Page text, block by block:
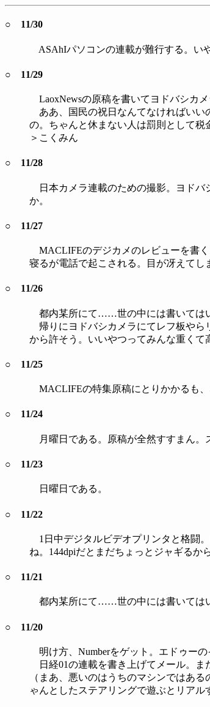
○ 11/30
ASAhIパソコンの連載が難行する。い
○ 11/29
LaoxNewsの原稿を書いてヨドバシカ
ああ、国民の祝日なんてなければいい
の。ちゃんと休まない人は罰則として
＞こくみん
○ 11/28
日本カメラ連載のための撮影。ヨドバ
か。
○ 11/27
MACLIFEのデジカメのレビューを書く
寝るが電話で起こされる。目が冴えてし
○ 11/26
都内某所にて……世の中には書いては
帰りにヨドバシカメラにてレフ板やら
から許そう。いいやつってみんな重くて
○ 11/25
MACLIFEの特集原稿にとりかかるも、
○ 11/24
月曜日である。原稿が全然すすまん。
○ 11/23
日曜日である。
○ 11/22
1日中デジタルビデオプリンタと格闘
ね。144dpiだとまだちょっとジャギるから
○ 11/21
都内某所にて……世の中には書いては
○ 11/20
明け方、Numberをゲット。エドゥー
日経01の連載を書き上げてメール。ま
（まあ、悪いのはうちのマシンではあ
ゃんとしたステアリングで遊ぶとリアル